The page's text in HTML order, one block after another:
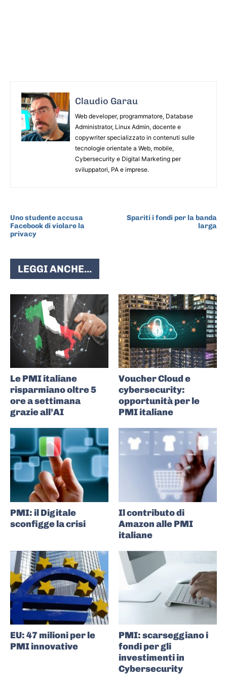
Claudio Garau
Web developer, programmatore, Database
Administrator, Linux Admin, docente e
copywriter specializzato in contenuti sulle
tecnologie orientate a Web, mobile,
Cybersecurity e Digital Marketing per
sviluppatori, PA e imprese.
Uno studente accusa
Facebook di violare la
privacy
Spariti i fondi per la banda
larga
LEGGI ANCHE...
Le PMI italiane
risparmiano oltre 5
ore a settimana
grazie all’AI
Voucher Cloud e
cybersecurity:
opportunità per le
PMI italiane
PMI: il Digitale
sconfigge la crisi
Il contributo di
Amazon alle PMI
italiane
EU: 47 milioni per le
PMI innovative
PMI: scarseggiano i
fondi per gli
investimenti in
Cybersecurity